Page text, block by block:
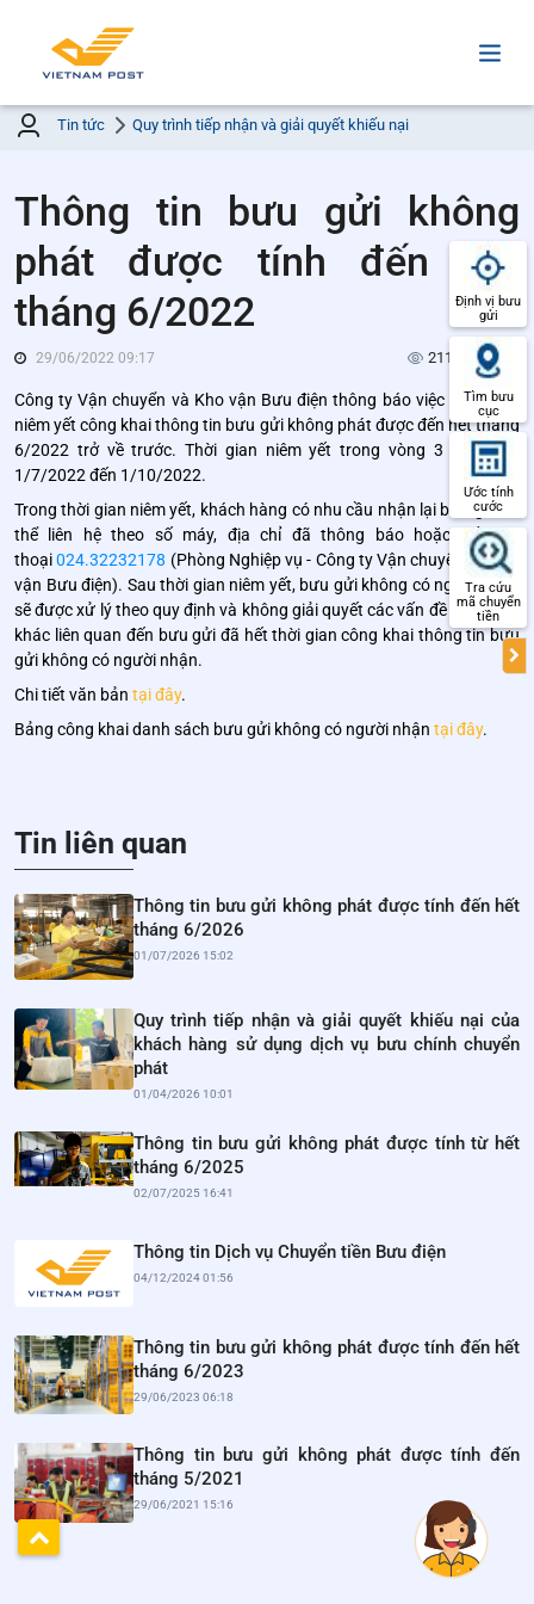
Tin tức Quy trình tiếp nhận và giải quyết khiếu nại
Thông tin bưu gửi không
phát được tính đến hết
tháng 6/2022
29/06/2022 09:17 211 Lượt xem
Công ty Vận chuyển và Kho vận Bưu điện thông báo việc thực hiện
niêm yết công khai thông tin bưu gửi không phát được đến hết tháng
6/2022 trở về trước. Thời gian niêm yết trong vòng 3 tháng từ
1/7/2022 đến 1/10/2022.
Trong thời gian niêm yết, khách hàng có nhu cầu nhận lại bưu gửi có
thể liên hệ theo số máy, địa chỉ đã thông báo hoặc số điện
thoại024.32232178 (Phòng Nghiệp vụ - Công ty Vận chuyển và Kho
vận Bưu điện). Sau thời gian niêm yết, bưu gửi không có người nhận
sẽ được xử lý theo quy định và không giải quyết các vấn đề phát sinh
khác liên quan đến bưu gửi đã hết thời gian công khai thông tin bưu
gửi không có người nhận.
Chi tiết văn bản tại đây.
Bảng công khai danh sách bưu gửi không có người nhận tại đây.
Tin liên quan
Thông tin bưu gửi không phát được tính đến hết
tháng 6/2026
01/07/2026 15:02
Quy trình tiếp nhận và giải quyết khiếu nại của
khách hàng sử dụng dịch vụ bưu chính chuyển
phát
01/04/2026 10:01
Thông tin bưu gửi không phát được tính từ hết
tháng 6/2025
02/07/2025 16:41
Thông tin Dịch vụ Chuyển tiền Bưu điện
04/12/2024 01:56
Thông tin bưu gửi không phát được tính đến hết
tháng 6/2023
29/06/2023 06:18
Thông tin bưu gửi không phát được tính đến
tháng 5/2021
29/06/2021 15:16
Định vị bưu
gửi
Tìm bưu
cục
Ước tính
cước
Tra cứu
mã chuyển
tiền